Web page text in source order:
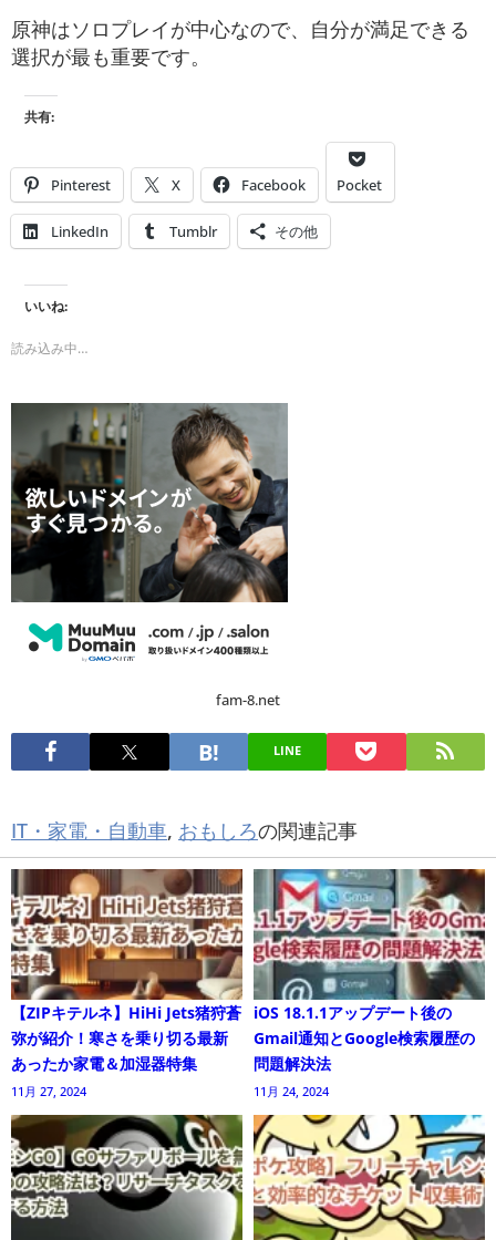
原神はソロプレイが中心なので、自分が満足できる
選択が最も重要です。
共有:
Pinterest X Facebook Pocket
LinkedIn Tumblr その他
いいね:
読み込み中…
fam-8.net
LINE
IT・家電・自動車, おもしろの関連記事
【ZIPキテルネ】HiHi Jets猪狩蒼
弥が紹介！寒さを乗り切る最新
あったか家電＆加湿器特集
11月 27, 2024
iOS 18.1.1アップデート後の
Gmail通知とGoogle検索履歴の
問題解決法
11月 24, 2024